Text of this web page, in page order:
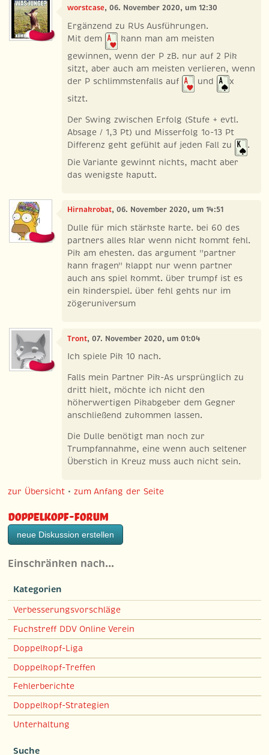
worstcase, 06. November 2020, um 12:30
Ergänzend zu RUs Ausführungen.
Mit dem
kann man am meisten
gewinnen, wenn der P zB. nur auf 2 Pik
sitzt, aber auch am meisten verlieren, wenn
der P schlimmstenfalls auf
und
x
sitzt.
Der Swing zwischen Erfolg (Stufe + evtl.
Absage / 1,3 Pt) und Misserfolg 1o-13 Pt
Differenz geht gefühlt auf jeden Fall zu
.
Die Variante gewinnt nichts, macht aber
das wenigste kaputt.
Hirnakrobat, 06. November 2020, um 14:51
Dulle für mich stärkste karte. bei 60 des
partners alles klar wenn nicht kommt fehl.
Pik am ehesten. das argument "partner
kann fragen" klappt nur wenn partner
auch ans spiel kommt. über trumpf ist es
ein kinderspiel. über fehl gehts nur im
zögeruniversum
Tront, 07. November 2020, um 01:04
Ich spiele Pik 10 nach.
Falls mein Partner Pik-As ursprünglich zu
dritt hielt, möchte ich nicht den
höherwertigen Pikabgeber dem Gegner
anschließend zukommen lassen.
Die Dulle benötigt man noch zur
Trumpfannahme, eine wenn auch seltener
Überstich in Kreuz muss auch nicht sein.
zur Übersicht •zum Anfang der Seite
Doppelkopf-Forum
neue Diskussion erstellen
Einschränken nach…
Kategorien
Verbesserungsvorschläge
Fuchstreff DDV Online Verein
Doppelkopf-Liga
Doppelkopf-Treffen
Fehlerberichte
Doppelkopf-Strategien
Unterhaltung
Suche